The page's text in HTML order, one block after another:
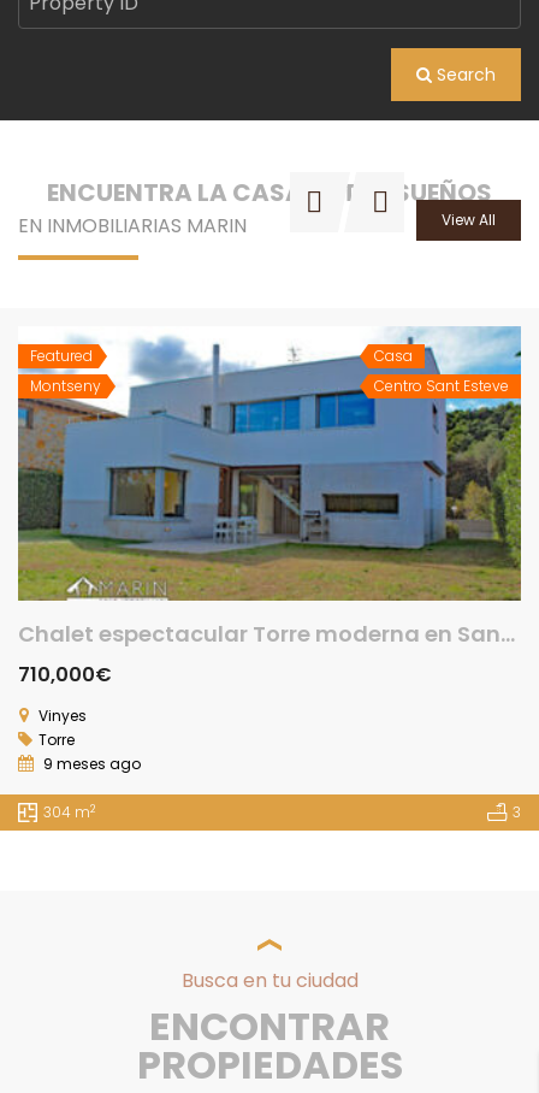
Search
ENCUENTRA LA CASA DE TUS SUEÑOS
View All
EN INMOBILIARIAS MARIN
Featured
Montseny
Casa
Centro Sant Esteve
Chalet espectacular Torre moderna en Sant Esteve Palautordera
710,000€
Vinyes
Torre
9 meses ago
304 m2 3
Busca en tu ciudad
ENCONTRAR
PROPIEDADES